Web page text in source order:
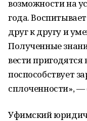
возможности на
года.
друг к другу и
Полученные
вести
поспособствует
сплоченности»,
Уфимский